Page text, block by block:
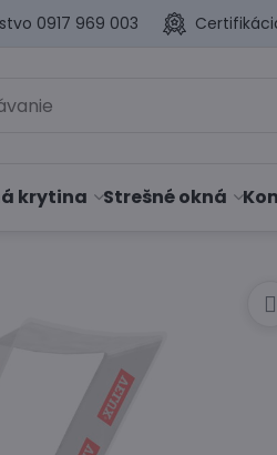
0917 969 003
krytina Strešné okná